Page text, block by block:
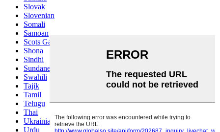
Slovak
Slovenian
Somali
Samoan
Scots Gaelic
Shona
Sindhi
Sundanese
Swahili
Tajik
Tamil
Telugu
Thai
Ukrainian
Urdu